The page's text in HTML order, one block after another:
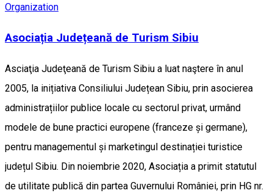
Organization
Asociația Județeană de Turism Sibiu
Asciaţia Judeţeană de Turism Sibiu a luat naştere în anul
2005, la inițiativa Consiliului Județean Sibiu, prin asocierea
administrațiilor publice locale cu sectorul privat, urmând
modele de bune practici europene (franceze și germane),
pentru managementul și marketingul destinației turistice
județul Sibiu. Din noiembrie 2020, Asociația a primit statutul
de utilitate publică din partea Guvernului României, prin HG nr.